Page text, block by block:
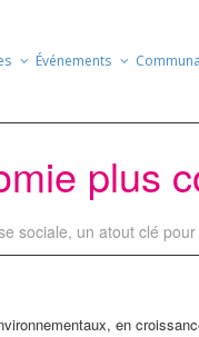
Événements
plus
sociale, un atout clé
en